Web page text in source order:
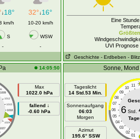
↓18° 32°↓16°
km/h 10-20 km/h
S
WSW
-
-
Eine
UVI Prognose
Geschichte - Erdbeben - Blitz
14:05:50
1009
1012
1015
1018
1021
1024
1027
Max
1022.0 hPa
fallend ↓
-0.60 hPa
Sonne,
Tageslicht
14 Std.53 Min.
Sonnenaufgang
06:03
Morgen
Azimut
195.6° SSW
11
10
09
08
07
06
05
04
03
02
01
6 Std.